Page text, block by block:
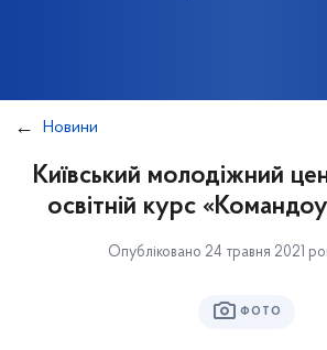
Новини
Київський молодіжний
освітній курс
Опубліковано 24 травня 2021
ФОТО